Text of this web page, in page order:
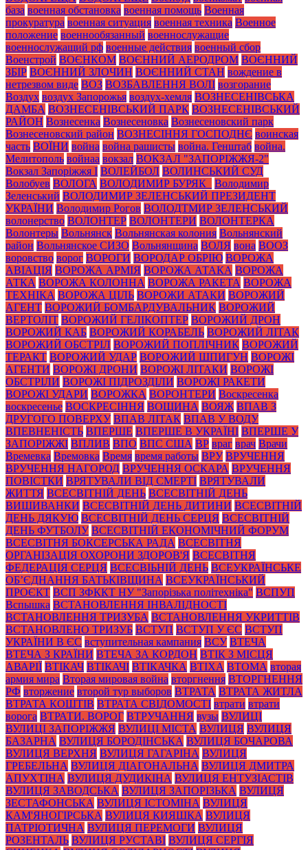
база военная обстановка военная помощь Военная
прокуратура военная ситуация военная техника Военное
положение военнообязанный военнослужащие
военнослужащий рф военные действия военный сбор
Военстрой ВОЄНКОМ ВОЄННИЙ АЕРОДРОМ ВОЄННИЙ
ЗБІР ВОЄННИЙ ЗЛОЧИН ВОЄННИЙ СТАН вождение в
нетрезвом виде ВОЗ ВОЗБАВЛЕННЯ ВОЛІ возгорание
Воздух воздух Запорожья воздух-хемля ВОЗНЕСЕНІВСЬКА
ДАМБА ВОЗНЕСЕНІВСЬКИЙ ПАРК ВОЗНЕСЕНІВСЬКИЙ
РАЙОН Вознесенка Вознесеновка Вознесеновский парк
Вознесеновский район ВОЗНЕСІННЯ ГОСПОДНЄ воинская
часть ВОЇНИ война война рашисты война. Генштаб война.
Мелитополь войнаа вокзал ВОКЗАЛ "ЗАПОРІЖЖЯ-2"
Вокзал Запоріжжя І ВОЛЕЙБОЛ ВОЛИНСЬКИЙ СУД
Волобуев ВОЛОГА ВОЛОДИМИР БУРЯК_
Володимир
Зеленський ВОЛОДИМИР ЗЕЛЕНСЬКИЙ ПРЕЗИДЕНТ
УКРАЇНИ Володимир Рогов ВОЛОДТМИР ЗЕЛЕНСЬКИЙ
волонерство ВОЛОНТЕР ВОЛОНТЕРИ ВОЛОНТЕРКА
Волонтеры Вольнянск Вольнянская колония Вольнянский
район Вольнянское СИЗО Вольнянщина ВОЛЯ вона ВООЗ
воровство ворог ВОРОГИ ВОРОДАР ОБРІЮ ВОРОЖА
АВІАЦІЯ ВОРОЖА АРМІЯ ВОРОЖА АТАКА ВОРОЖА
АТКА ВОРОЖА КОЛОННА ВОРОЖА РАКЕТА ВОРОЖА
ТЕХНІКА ВОРОЖА ЦІЛЬ ВОРОЖИ АТАКИ ВОРОЖИЙ
АГЕНТ ВОРОЖИЙ БОМБАРДУВАЛЬНИК ВОРОЖИЙ
ВЕРТОЛІТ ВОРОЖИЙ ГЕЛІКОПТЕР ВОРОЖИЙ ДРОН
ВОРОЖИЙ КАБ ВОРОЖИЙ КОРАБЕЛЬ ВОРОЖИЙ ЛІТАК
ВОРОЖИЙ ОБСТРІЛ ВОРОЖИЙ ПОПЛІЧНИК ВОРОЖИЙ
ТЕРАКТ ВОРОЖИЙ УДАР ВОРОЖИЙ ШПИГУН ВОРОЖІ
АГЕНТИ ВОРОЖІ ДРОНИ ВОРОЖІ ЛІТАКИ ВОРОЖІ
ОБСТРІЛИ ВОРОЖІ ПІДРОЗДІЛИ ВОРОЖІ РАКЕТИ
ВОРОЖІ УДАРИ ВОРОЖКА ВОРОНТЕРИ Воскресенка
воскресенье ВОСКРЕСІННЯ ВОЩИНА ВОЯЖ ВПАВ З
ДРУГОГО ПОВЕРХУ ВПАВ ЛІТАК ВПАВ У ВОДУ
ВПЕВНЕНІСТЬ ВПЕРШЕ ВПЕРШЕ В УКРАЇНІ ВПЕРШЕ У
ЗАПОРІЖЖІ ВПЛИВ ВПО ВПС США ВР враг врач Врачи
Времевка Времовка Время время работы ВРУ ВРУЧЕННЯ
ВРУЧЕННЯ НАГОРОД ВРУЧЕННЯ ОСКАРА ВРУЧЕННЯ
ПОВІСТКИ ВРЯТУВАЛИ ВІД СМЕРТІ ВРЯТУВАЛИ
ЖИТТЯ ВСЕСВІТНІЙ ДЕНЬ ВСЕСВІТНІЙ ДЕНЬ
ВИШИВАНКИ ВСЕСВІТНІЙ ДЕНЬ ДИТИНИ ВСЕСВІТНІЙ
ДЕНЬ ДЯКУЮ ВСЕСВІТНІЙ ДЕНЬ СЕРЦЯ ВСЕСВІТНІЙ
ДЕНЬ ФУТБОЛУ ВСЕСВІТНІЙ ЕКОНОМІЧНИЙ ФОРУМ
ВСЕСВІТНЯ БОКСЕРСЬКА РАДА ВСЕСВІТНЯ
ОРГАНІЗАЦІЯ ОХОРОНИ ЗДОРОВ'Я ВСЕСВІТНЯ
ФЕДЕРАЦІЯ СЕРЦЯ ВСЕСВІЬНІЙ ДЕНЬ ВСЕУКРАЇНСЬКЕ
ОБ’ЄДНАННЯ БАТЬКІВЩИНА ВСЕУКРАЇНСЬКИЙ
ПРОЄКТ ВСП ЗФККТ НУ "Запорізька політехніка" ВСПУП
Вспышка ВСТАНОВЛЕННЯ ІНВАЛІДНОСТІ
ВСТАНОВЛЕННЯ ТРИЗУБА ВСТАНОВЛЕННЯ УКРИТТІВ
ВСТАНОВЛЕНО ТРИЗУБ ВСТУП ВСТУП У ЄС ВСТУП
УКРАЇНИ В ЄС вступительная кампания ВСУ ВТЕЧА
ВТЕЧА З КРАЇНИ ВТЕЧА ЗА КОРДОН ВТІК З МІСЦЯ
АВАРІЇ ВТІКАЧ ВТІКАЧІ ВТІКАЧКА ВТІХА ВТОМА вторая
армия мира Вторая мировая война вторгнення ВТОРГНЕННЯ
РФ вторжение второй тур выборов ВТРАТА ВТРАТА ЖИТЛА
ВТРАТА КОШТІВ ВТРАТА СВІДОМОСТІ втрати втрати
ворога ВТРАТИ. ВОРОГ ВТРУЧАННЯ вузы ВУЛИЦІ
ВУЛИЦІ ЗАПОРІЖЖЯ ВУЛИЦІ МІСТА ВУЛИЦЯ ВУЛИЦЯ
БАЗАРНА ВУЛИЦЯ БОРОДІНСЬКА ВУЛИЦЯ БОЧАРОВА
ВУЛИЦЯ ВЕРХНЯ ВУЛИЦЯ ГАГАРІНА ВУЛИЦЯ
ГРЕБЕЛЬНА ВУЛИЦЯ ДІАГОНАЛЬНА ВУЛИЦЯ ДМИТРА
АПУХТІНА ВУЛИЦЯ ДУДИКІНА ВУЛИЦЯ ЕНТУЗІАСТІВ
ВУЛИЦЯ ЗАВОДСЬКА ВУЛИЦЯ ЗАПОРІЗЬКА ВУЛИЦЯ
ЗЕСТАФОНСЬКА ВУЛИЦЯ ІСТОМІНА ВУЛИЦЯ
КАМ'ЯНОГІРСЬКА ВУЛИЦЯ КИЯШКА ВУЛИЦЯ
ПАТРІОТИЧНА ВУЛИЦЯ ПЕРЕМОГИ ВУЛИЦЯ
РОЗЕНТАЛЬ ВУЛИЦЯ РУСТАВІ ВУЛИЦЯ СЕРГІЯ